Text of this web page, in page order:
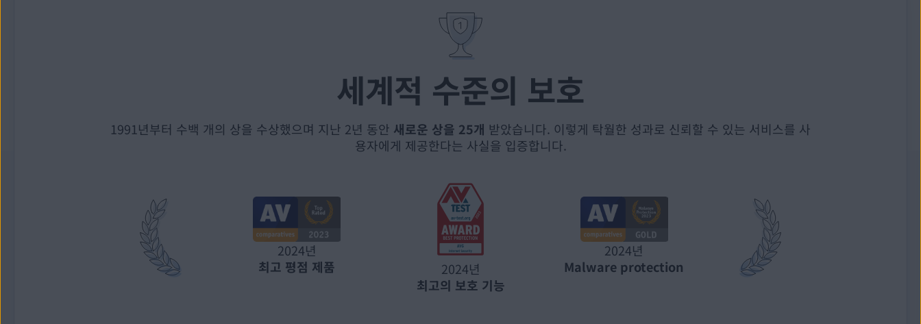
세계적 수준의 보호
1991년부터 수백 개의 상을 수상했으며 지난 2년 동안 새로운 상을 25개 받았습니다. 이렇게 탁월한 성과로 신뢰할 수 있는 서비스를 사
용자에게 제공한다는 사실을 입증합니다.
2024년
최고 평점 제품
2024년
최고의 보호 기능
2024년
Malware protection